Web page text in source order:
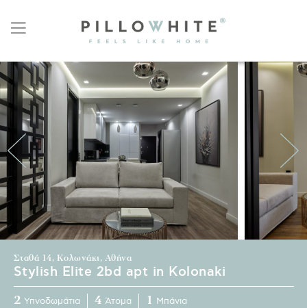
Σταθά 14, Κολωνάκι, Αθήνα
Stylish Elite 2bd apt in Kolonaki
2 Υπνοδωμάτια 4 Άτομα 1 Μπάνια